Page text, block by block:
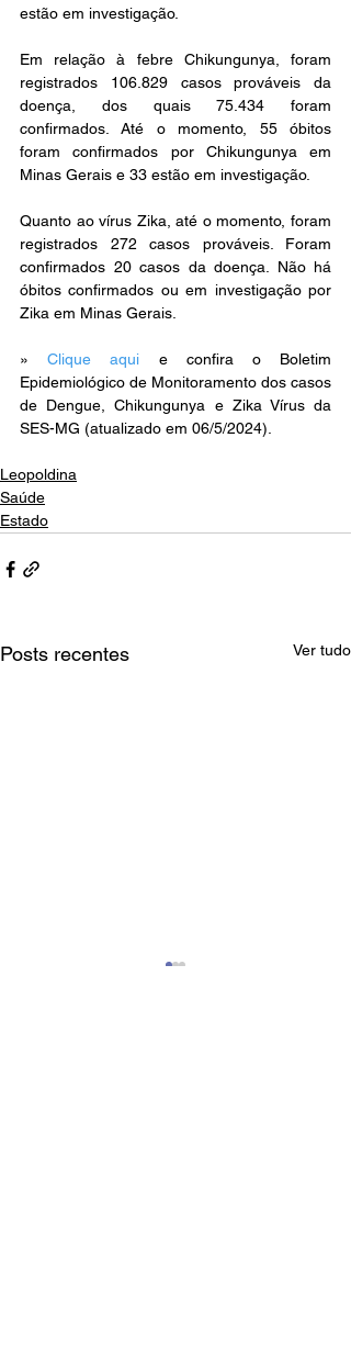
estão em investigação.
Em relação à febre Chikungunya, foram
registrados 106.829 casos prováveis da
doença, dos quais 75.434 foram
confirmados. Até o momento, 55 óbitos
foram confirmados por Chikungunya em
Minas Gerais e 33 estão em investigação.
Quanto ao vírus Zika, até o momento, foram
registrados 272 casos prováveis. Foram
confirmados 20 casos da doença. Não há
óbitos confirmados ou em investigação por
Zika em Minas Gerais.
» Clique aqui e confira o Boletim
Epidemiológico de Monitoramento dos casos
de Dengue, Chikungunya e Zika Vírus da
SES-MG (atualizado em 06/5/2024).
Leopoldina
Saúde
Estado
Posts recentes Ver tudo